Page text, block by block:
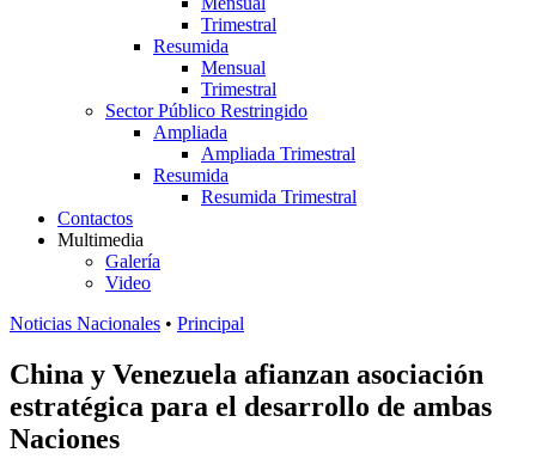
Trimestral
Resumida
Mensual
Trimestral
Sector Público Restringido
Ampliada
Ampliada Trimestral
Resumida
Resumida Trimestral
Contactos
Multimedia
Galería
Video
Noticias Nacionales • Principal
China y Venezuela afianzan asociación
estratégica para el desarrollo de ambas
Naciones